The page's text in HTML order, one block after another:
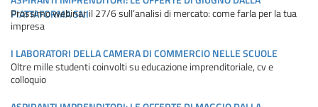
PIATTAFORMA SNI
Prossimo webinar il 27/6 sull’analisi di mercato: come farla per la tua
impresa
I LABORATORI DELLA CAMERA DI COMMERCIO NELLE SCUOLE
Oltre mille studenti coinvolti su educazione imprenditoriale, cv e
colloquio